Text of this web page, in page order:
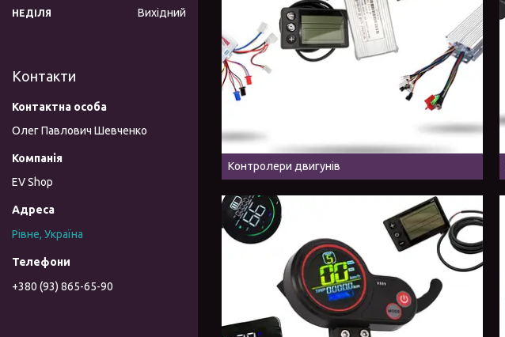
Контролери двигунів
НЕДІЛЯ Вихідний
Контакти
Олег Павлович Шевченко
EV Shop
Рівне, Україна
+380 (93) 865-65-90